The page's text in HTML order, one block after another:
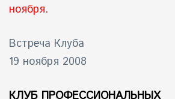
ноября.
Встреча Клуба
19 ноября 2008
КЛУБ ПРОФЕССИОНАЛЬНЫХ